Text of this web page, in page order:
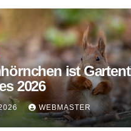
ist
2026
WEBMASTER